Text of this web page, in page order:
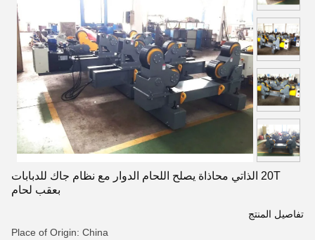
20T الذاتي محاذاة يصلح اللحام الدوار مع نظام جاك للدبابات
بعقب لحام
تفاصيل المنتج
Place of Origin: China